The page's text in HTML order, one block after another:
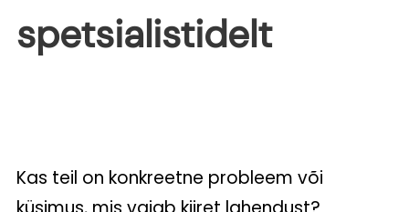
spetsialistidelt
Kas teil on konkreetne probleem või